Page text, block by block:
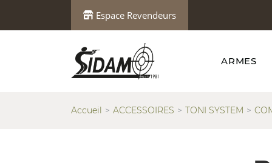
Espace Revendeurs
ARMES
Accueil ACCESSOIRES TONI SYSTEM